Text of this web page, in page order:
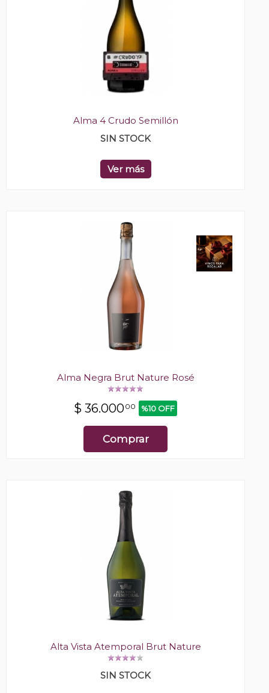
Alma 4 Crudo Semillón
SIN STOCK
Ver más
Alma Negra Brut Nature Rosé
$ 36.00000 %10 OFF
Comprar
Alta Vista Atemporal Brut Nature
SIN STOCK